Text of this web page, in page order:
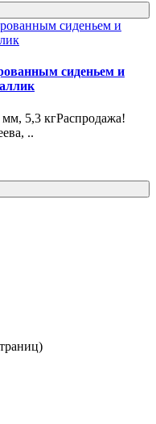
сиденьем и
5,3 кгРаспродажа!
..